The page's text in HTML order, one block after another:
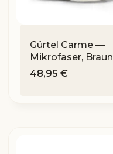
Gürtel Carme —
Mikrofaser, Braun
48,95€